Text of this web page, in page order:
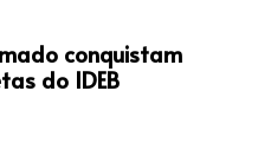
conquistam
do IDEB